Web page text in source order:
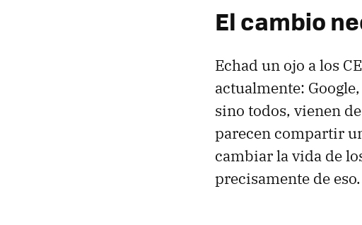
El cambio
Echad un ojo a los
actualmente:
sino todos, vienen
parecen compartir
cambiar la vida de
precisamente de eso.